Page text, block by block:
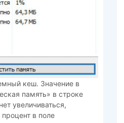
кеш. Значение в
память» в строке
увеличиваться,
процент в поле